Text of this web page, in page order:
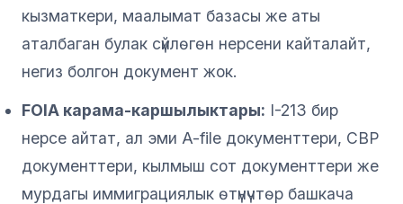
кызматкери, маалымат базасы же аты
аталбаган булак сүйлөгөн нерсени кайталайт,
негиз болгон документ жок.
FOIA карама-каршылыктары: I-213 бир
нерсе айтат, ал эми A-file документтери, CBP
документтери, кылмыш сот документтери же
мурдагы иммиграциялык өтүнүчтөр башкача